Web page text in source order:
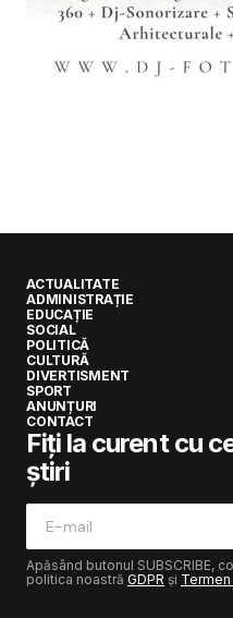
ACTUALITATE
ADMINISTRAȚIE
EDUCAȚIE
SOCIAL
POLITICĂ
CULTURĂ
DIVERTISMENT
SPORT
ANUNȚURI
CONTACT
Fiți la curent cu
știri
Apăsând butonul SUBSCRIBE,
politica noastră GDPR și